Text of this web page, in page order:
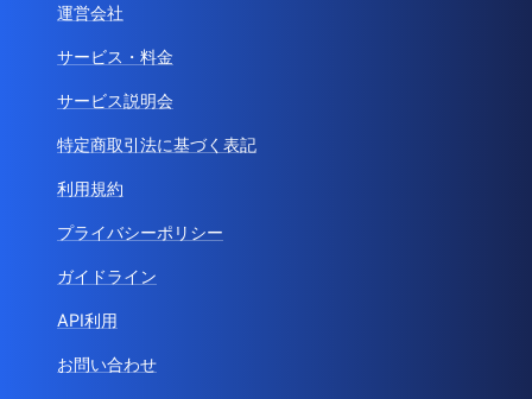
運営会社
サービス・料金
サービス説明会
特定商取引法に基づく表記
利用規約
プライバシーポリシー
ガイドライン
API利用
お問い合わせ